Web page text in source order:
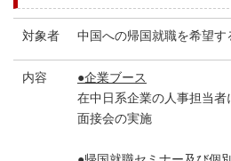
対象者 中国への帰国就職を希望
内容
●企業ブース
在中日系企業の人事担当者
面接会の実施